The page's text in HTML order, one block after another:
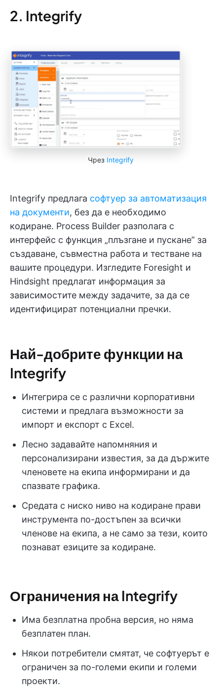
2. Integrify
Чрез Integrify
Integrify предлага софтуер за автоматизация
на документи, без да е необходимо
кодиране. Process Builder разполага с
интерфейс с функция „плъзгане и пускане” за
създаване, съвместна работа и тестване на
вашите процедури. Изгледите Foresight и
Hindsight предлагат информация за
зависимостите между задачите, за да се
идентифицират потенциални пречки.
Най-добрите функции на
Integrify
Интегрира се с различни корпоративни
системи и предлага възможности за
импорт и експорт с Excel.
Лесно задавайте напомняния и
персонализирани известия, за да държите
членовете на екипа информирани и да
спазвате графика.
Средата с ниско ниво на кодиране прави
инструмента по-достъпен за всички
членове на екипа, а не само за тези, които
познават езиците за кодиране.
Ограничения на Integrify
Има безплатна пробна версия, но няма
безплатен план.
Някои потребители смятат, че софтуерът е
ограничен за по-големи екипи и големи
проекти.